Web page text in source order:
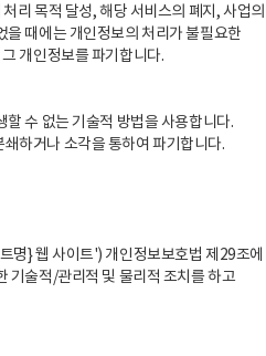
리 목적 달성, 해당 서비스의 폐지, 사업의
때에는 개인정보의 처리가 불필요한
개인정보를 파기합니다.
수 없는 기술적 방법을 사용합니다.
하거나 소각을 통하여 파기합니다.
명} 웹 사이트') 개인정보보호법 제29조에
기술적/관리적 및 물리적 조치를 하고